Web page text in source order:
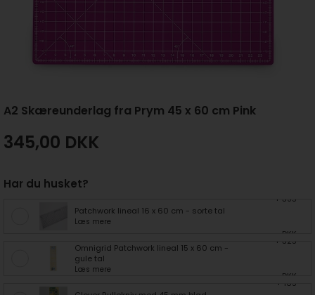
A2 Skæreunderlag fra Prym 45 x 60 cm Pink
345,00 DKK
Har du husket?
Patchwork lineal 16 x 60 cm - sorte tal
Læs mere
+ 395
DKK
Omnigrid Patchwork lineal 15 x 60 cm -
gule tal
Læs mere
+ 325
DKK
+ 165